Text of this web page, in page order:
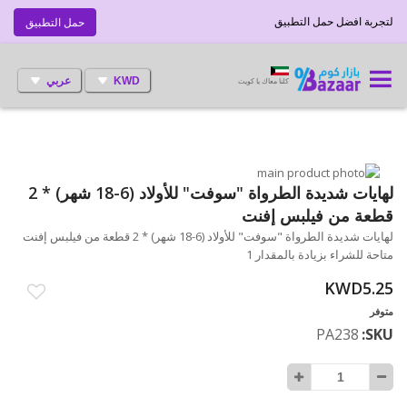
حمل التطبيق لتجربة افضل حمل التطبيق
KWD عربي كلنا معاك يا كويت
انتقل
إلى
النهاية
معرض
الصور
تخطي
إلى
بداية
معرض
الصور
لهايات شديدة الطرواة "سوفت" للأولاد (6-18 شهر) * 2
قطعة من فيلبس إفنت
لهايات شديدة الطرواة "سوفت" للأولاد (6-18 شهر) * 2 قطعة من فيلبس إفنت
متاحة للشراء بزيادة بالمقدار 1
KWD5.25
متوفر
SKU
PA238